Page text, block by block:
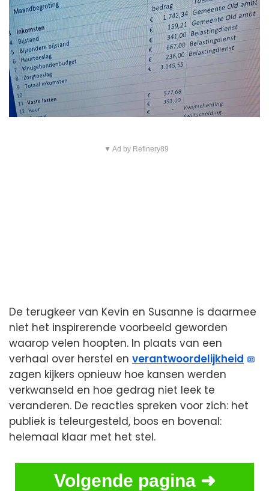
▼ Ad by Refinery89
De terugkeer van Kevin en Susanne is daarmee
niet het inspirerende voorbeeld geworden
waarop velen hoopten. In plaats van een
verhaal over herstel en verantwoordelijkheid
zagen kijkers opnieuw hoe kansen werden
verkwanseld en hoe gedrag niet leek te
veranderen. De reacties spreken voor zich: het
publiek is teleurgesteld, boos en bovenal:
helemaal klaar met het stel.
Volgende pagina ➜